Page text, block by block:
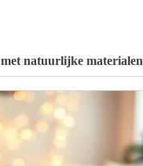
natuurlijke materialen